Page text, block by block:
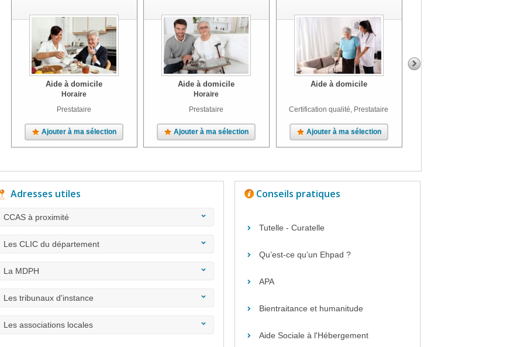
Aide à domicile
Horaire
Prestataire
Ajouter à ma sélection
Aide à domicile
Horaire
Prestataire
Ajouter à ma sélection
Aide à domicile
Certification qualité, Prestataire
Ajouter à ma sélection
Adresses utiles
CCAS à proximité
Les CLIC du département
La MDPH
Les tribunaux d'instance
Les associations locales
Conseils pratiques
Tutelle - Curatelle
Qu’est-ce qu’un Ehpad ?
APA
Bientraitance et humanitude
Aide Sociale à l'Hébergement